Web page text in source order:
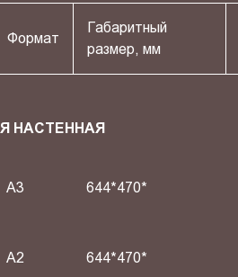
Формат
Габаритный
размер, мм
НАСТЕННАЯ
A3 644*470*
A2 644*470*